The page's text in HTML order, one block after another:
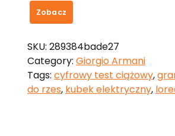
Zobacz
SKU: 289384bade27
Category: Giorgio Armani
Tags: cyfrowy test ciążowy,
do rzes, kubek elektryczny,